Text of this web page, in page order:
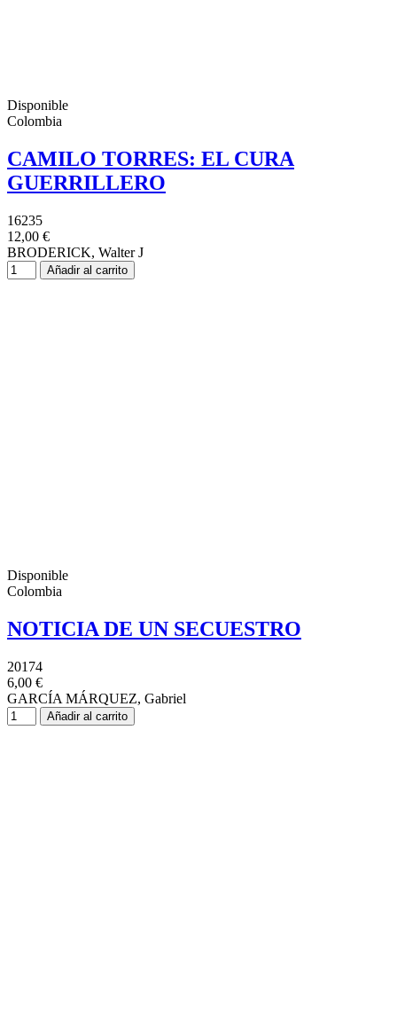
Disponible
Colombia
CAMILO TORRES: EL CURA
GUERRILLERO
16235
12,00 €
BRODERICK, Walter J
Añadir al carrito
Disponible
Colombia
NOTICIA DE UN SECUESTRO
20174
6,00 €
GARCÍA MÁRQUEZ, Gabriel
Añadir al carrito